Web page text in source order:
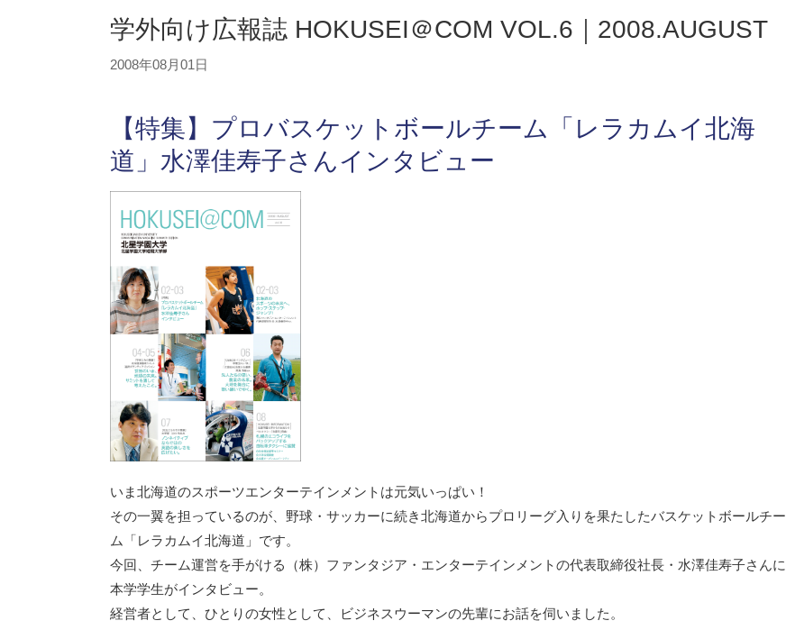
学外向け広報誌 HOKUSEI＠COM VOL.6｜2008.AUGUST
2008年08月01日
【特集】プロバスケットボールチーム「レラカムイ北海
道」水澤佳寿子さんインタビュー
いま北海道のスポーツエンターテインメントは元気いっぱい！
その一翼を担っているのが、野球・サッカーに続き北海道からプロリーグ入りを果たしたバスケットボールチー
ム「レラカムイ北海道」です。
今回、チーム運営を手がける（株）ファンタジア・エンターテインメントの代表取締役社長・水澤佳寿子さんに
本学学生がインタビュー。
経営者として、ひとりの女性として、ビジネスウーマンの先輩にお話を伺いました。